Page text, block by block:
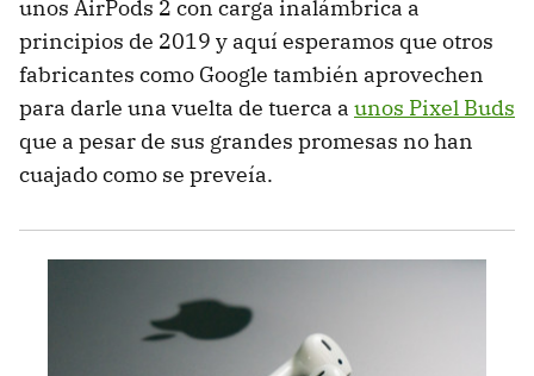
unos AirPods 2 con carga inalámbrica a
principios de 2019 y aquí esperamos que otros
fabricantes como Google también aprovechen
para darle una vuelta de tuerca a unos Pixel Buds
que a pesar de sus grandes promesas no han
cuajado como se preveía.